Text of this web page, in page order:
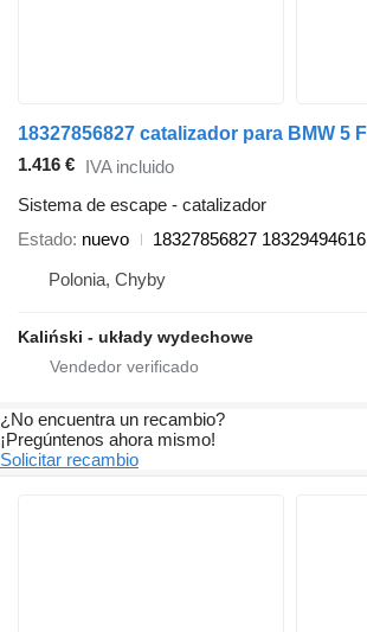
1.416 € IVA incluido
Sistema de escape - catalizador
Estado nuevo
18327856827 18329494616
Polonia, Chyby
Kaliński - układy wydechowe
¿No encuentra un recambio?
¡Pregúntenos ahora mismo!
Solicitar recambio